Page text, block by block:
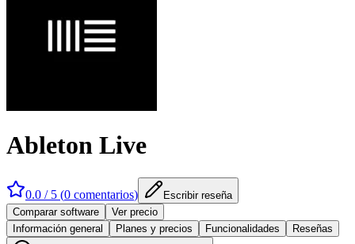
Ableton Live
0.0 / 5 (0 comentarios)
Escribir reseña
Comparar software
Ver precio
Información general
Planes y precios Funcionalidades Reseñas